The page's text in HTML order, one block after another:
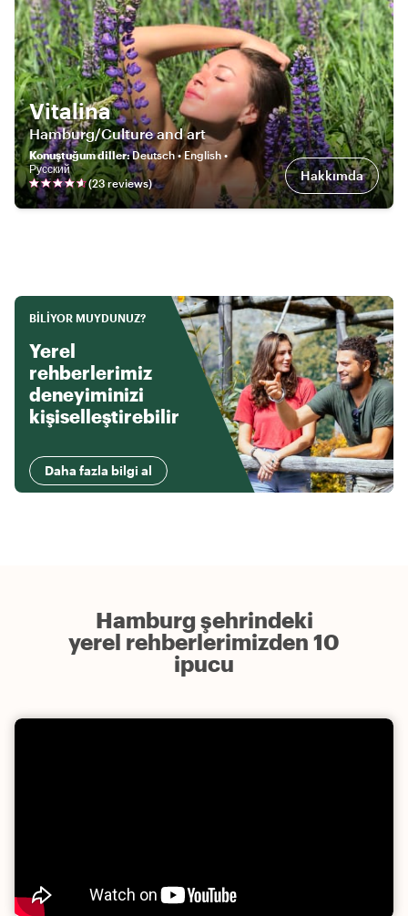
Vitalina
Hamburg/Culture and art
Konuştuğum diller:Deutsch • English •
Русский
(23reviews) Hakkımda
BILIYOR MUYDUNUZ?
Yerel
rehberlerimiz
deneyiminizi
kişiselleştirebilir
Daha fazla bilgi al
Hamburg şehrindeki
yerel rehberlerimizden 10
ipucu